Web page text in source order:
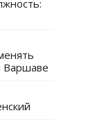
Варшаве